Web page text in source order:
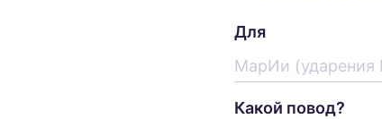
Для
Какой повод?